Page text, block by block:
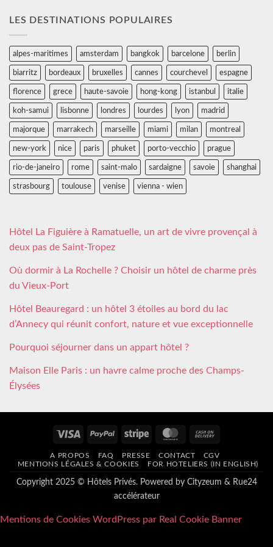
LES DESTINATIONS POPULAIRES
alpes-maritimes amsterdam bangkok barcelone berlin
biarritz bordeaux bruxelles cannes courchevel espagne
florence grece haute-savoie hong-kong istanbul italie
koh-samui lisbonne londres lourdes lyon madrid
majorque marrakech marseille miami milan montreal
new-york nice paris phuket porto-vecchio prague
rio-de-janeiro rome saint-malo sardaigne savoie shanghai
strasbourg toulouse venise vienna - wien
Hôtel La Figuière à Ramatuelle, un art de vivre provençal à
deux pas de Saint-Tropez
Où dormir à La Rochelle ? Choisir un hôtel de charme près
du Vieux-Port
Hôtel Beauregard : un hôtel 3 étoiles au bord du lac
d’Annecy qui réunit confort, nature et vue exceptionnelle
Pourquoi séjourner dans un appart hôtel ?
Maison Elle Paris : un havre calme proche des Champs-
Élysées
Visa PayPal Stripe MasterCard
Delivery
A PROPOS FAQ PRESSE CONTACT
CGV
MENTIONS LÉGALES & COOKIES
FOR HOTELIERS (IN ENGLISH)
Copyright 2025 © Hôtels Privés. Powered by Cityzeum & Rue24
accélérateur
Mentions de Cookies WordPress par Real Cookie Banner